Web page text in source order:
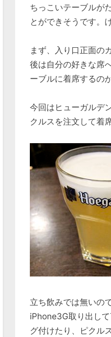
ちっこいテーブルが
とができそうです。
まず、入り口正面の
後は自分の好きな席
ーブルに着席するの
今回はヒューガルデ
クルスを注文して着
立ち飲みでは無いの
iPhone3G取り出し
グ付けたり、ピクル